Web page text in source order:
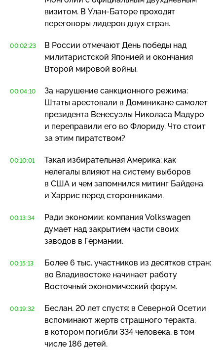
визитом. В Улан-Баторе проходят
переговоры лидеров двух стран.
00:02:23
В России отмечают День победы над
милитаристской Японией и окончания
Второй мировой войны.
00:04:10
За нарушение санкционного режима:
Штаты арестовали в Доминикане самолет
президента Венесуэлы Николаса Мадуро
и переправили его во Флориду. Что стоит
за этим пиратством?
00:10:01
Такая избирательная Америка: как
нелегалы влияют на систему выборов
в США и чем запомнился митинг Байдена
и Харрис перед сторонниками.
00:13:34
Ради экономии: компания Volkswagen
думает над закрытием части своих
заводов в Германии.
00:15:13
Более 6 тыс. участников из десятков стран:
во Владивостоке начинает работу
Восточный экономический форум.
00:19:32
Беслан. 20 лет спустя: в Северной Осетии
вспоминают жертв страшного теракта,
в котором погибли 334 человека, в том
числе 186 детей.